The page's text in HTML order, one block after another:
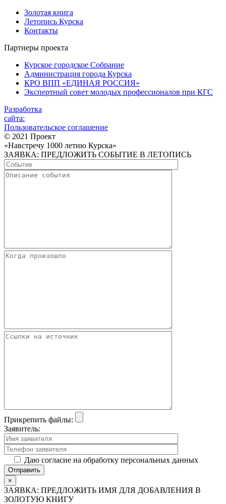
Золотая книга
Летопись Курска
Контакты
Партнеры проекта
Курское городское Собрание
Администрация города Курска
КРО ВПП «ЕДИНАЯ РОССИЯ»
Экспертный совет молодых профессионалов при КГС
Разработка
сайта:
Пользовательское соглашение
© 2021 Проект
«Навстречу 1000 летию Курска»
ЗАЯВКА: ПРЕДЛОЖИТЬ СОБЫТИЕ В ЛЕТОПИСЬ
Прикрепить файлы:
Заявитель:
Даю согласие на обработку персональных данных
×
ЗАЯВКА: ПРЕДЛОЖИТЬ ИМЯ ДЛЯ ДОБАВЛЕНИЯ В
ЗОЛОТУЮ КНИГУ